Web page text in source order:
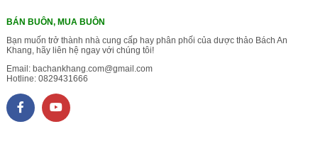
BÁN BUÔN, MUA BUÔN
Bạn muốn trở thành nhà cung cấp hay phân phối của dược thảo Bách An
Khang, hãy liên hệ ngay với chúng tôi!
Email: bachankhang.com@gmail.com
Hotline: 0829431666